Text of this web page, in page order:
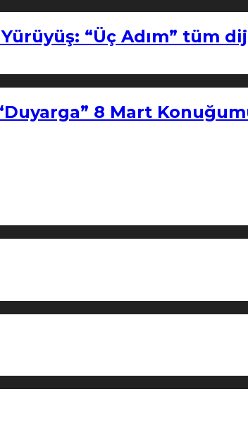
“Üç Adım” tüm
8 Mart